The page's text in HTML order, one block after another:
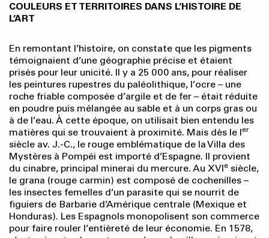
COULEURS ET TERRITOIRES DANS L’HISTOIRE DE
L’ART
En remontant l’histoire, on constate que les pigments
témoignaient d’une géographie précise et étaient
prisés pour leur unicité. Il y a 25 000 ans, pour réaliser
les peintures rupestres du paléolithique, l’ocre – une
roche friable composée d’argile et de fer – était réduite
en poudre puis mélangée au sable et à un corps gras ou
à de l’eau. À cette époque, on utilisait bien entendu les
matières qui se trouvaient à proximité. Mais dès le Ier
siècle av. J.-C., le rouge emblématique de la Villa des
Mystères à Pompéi est importé d’Espagne. Il provient
du cinabre, principal minerai du mercure. Au XVIe siècle,
le grana (rouge carmin) est composé de cochenilles –
les insectes femelles d’un parasite qui se nourrit de
figuiers de Barbarie d’Amérique centrale (Mexique et
Honduras). Les Espagnols monopolisent son commerce
pour faire rouler l’entièreté de leur économie. En 1578,